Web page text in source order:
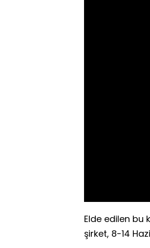
Elde edilen bu
şirket, 8-14